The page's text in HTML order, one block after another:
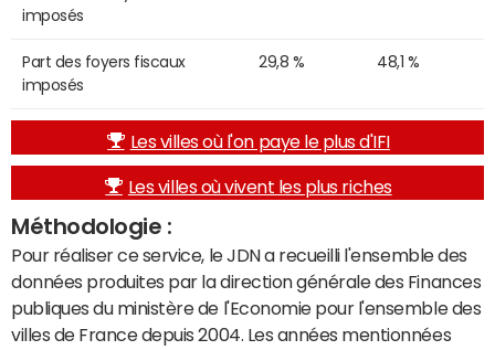
imposés
Part des foyers fiscaux
imposés
29,8 % 48,1 %
Les villes où l'on paye le plus d'IFI
Les villes où vivent les plus riches
Méthodologie :
Pour réaliser ce service, le JDN a recueilli l'ensemble des
données produites par la direction générale des Finances
publiques du ministère de l'Economie pour l'ensemble des
villes de France depuis 2004. Les années mentionnées